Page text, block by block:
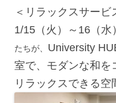
＜リラックスサービ
1/15（火）～16（水
たちが、 University
室で、モダンな和を
リラックスできる空